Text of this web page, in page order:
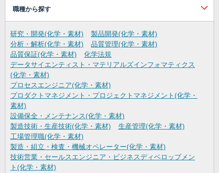
職種から探す
研究・開発(化学・素材)
製品開発(化学・素材)
分析・解析(化学・素材)
品質管理(化学・素材)
品質保証(化学・素材)
化学法規
データサイエンティスト・マテリアルズインフォマティクス
(化学・素材)
プロセスエンジニア(化学・素材)
プロダクトマネジメント・プロジェクトマネジメント(化学・
素材)
設備保全・メンテナンス(化学・素材)
製造技術・生産技術(化学・素材)
生産管理(化学・素材)
工場管理職(化学・素材)
製造・組立・検査・機械オペレーター(化学・素材)
技術営業・セールスエンジニア・ビジネスディベロップメン
ト(化学・素材)